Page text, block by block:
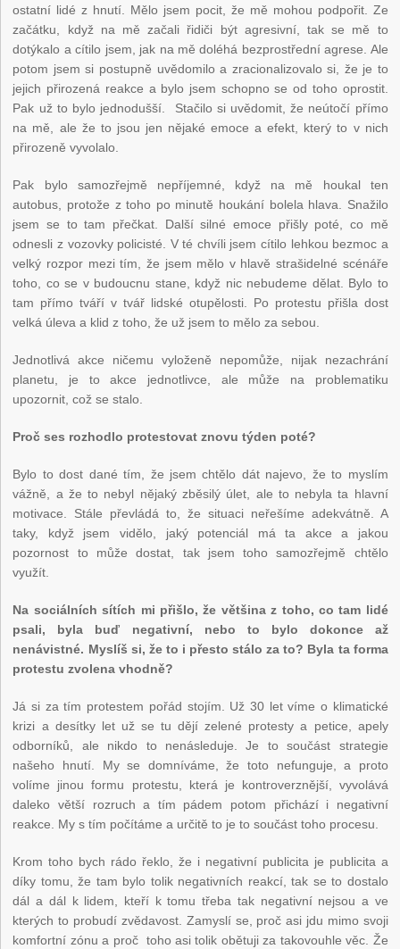
ostatní lidé z hnutí. Mělo jsem pocit, že mě mohou podpořit. Ze
začátku, když na mě začali řidiči být agresivní, tak se mě to
dotýkalo a cítilo jsem, jak na mě doléhá bezprostřední agrese. Ale
potom jsem si postupně uvědomilo a zracionalizovalo si, že je to
jejich přirozená reakce a bylo jsem schopno se od toho oprostit.
Pak už to bylo jednodušší. Stačilo si uvědomit, že neútočí přímo
na mě, ale že to jsou jen nějaké emoce a efekt, který to v nich
přirozeně vyvolalo.
Pak bylo samozřejmě nepříjemné, když na mě houkal ten
autobus, protože z toho po minutě houkání bolela hlava. Snažilo
jsem se to tam přečkat. Další silné emoce přišly poté, co mě
odnesli z vozovky policisté. V té chvíli jsem cítilo lehkou bezmoc a
velký rozpor mezi tím, že jsem mělo v hlavě strašidelné scénáře
toho, co se v budoucnu stane, když nic nebudeme dělat. Bylo to
tam přímo tváří v tvář lidské otupělosti. Po protestu přišla dost
velká úleva a klid z toho, že už jsem to mělo za sebou.
Jednotlivá akce ničemu vyloženě nepomůže, nijak nezachrání
planetu, je to akce jednotlivce, ale může na problematiku
upozornit, což se stalo.
Proč ses rozhodlo protestovat znovu týden poté?
Bylo to dost dané tím, že jsem chtělo dát najevo, že to myslím
vážně, a že to nebyl nějaký zběsilý úlet, ale to nebyla ta hlavní
motivace. Stále převládá to, že situaci neřešíme adekvátně. A
taky, když jsem vidělo, jaký potenciál má ta akce a jakou
pozornost to může dostat, tak jsem toho samozřejmě chtělo
využít.
Na sociálních sítích mi přišlo, že většina z toho, co tam lidé
psali, byla buď negativní, nebo to bylo dokonce až
nenávistné. Myslíš si, že to i přesto stálo za to? Byla ta forma
protestu zvolena vhodně?
Já si za tím protestem pořád stojím. Už 30 let víme o klimatické
krizi a desítky let už se tu dějí zelené protesty a petice, apely
odborníků, ale nikdo to nenásleduje. Je to součást strategie
našeho hnutí. My se domníváme, že toto nefunguje, a proto
volíme jinou formu protestu, která je kontroverznější, vyvolává
daleko větší rozruch a tím pádem potom přichází i negativní
reakce. My s tím počítáme a určitě to je to součást toho procesu.
Krom toho bych rádo řeklo, že i negativní publicita je publicita a
díky tomu, že tam bylo tolik negativních reakcí, tak se to dostalo
dál a dál k lidem, kteří k tomu třeba tak negativní nejsou a ve
kterých to probudí zvědavost. Zamyslí se, proč asi jdu mimo svoji
komfortní zónu a proč toho asi tolik obětuji za takovouhle věc. Že